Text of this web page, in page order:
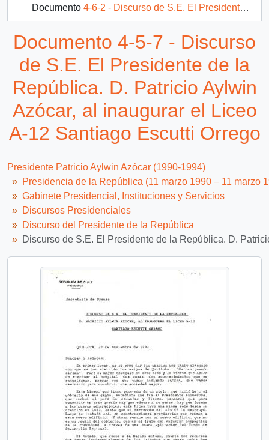
Documento 4-6-2 - Discurso de S.E. El Presidente de la República, D. Patricio Aylwin Azócar, en Ceremonia de Clausura de Actividades de celebración del Sesquicentenario de la Universidad de Chile
4-8-9 - Discurso de S.E. El Presidente de la República, D. Patricio Aylwin Azócar, en clausura de Seminario de Alcaldes y Concejales
8 más...
Documento 4-5-7 - Discurso
de S.E. El Presidente de la
República. D. Patricio Aylwin
Azócar, al inaugurar el Liceo
A-12 Santiago Escutti Orrego
Presidente Patricio Aylwin Azócar (1990-1994)
Presidencia de la República (11 marzo 1990 – 11 marzo
Gabinete Presidencial, Instituciones y Servicios
Discursos Presidenciales
Discurso del Presidente de la República
Discurso de S.E. El Presidente de la República. D.